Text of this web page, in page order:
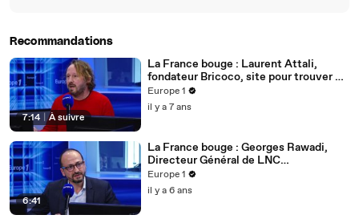
Recommandations
7:14 À suivre
La France bouge : Laurent Attali,
fondateur Bricoco, site pour trouver un
bricoleur à domicile rapidement
Europe 1
il y a 7 ans
6:41
La France bouge : Georges Rawadi,
Directeur Général de LNC
Therapeutics
Europe 1
il y a 6 ans